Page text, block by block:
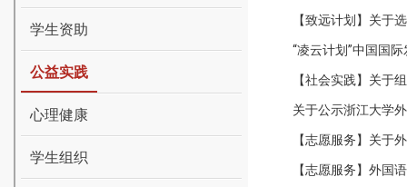
学生资助
公益实践
心理健康
学生组织
【致远计划】关于
“凌云计划”中国国
【社会实践】关于
关于公示浙江大学
【志愿服务】关于
【志愿服务】外国